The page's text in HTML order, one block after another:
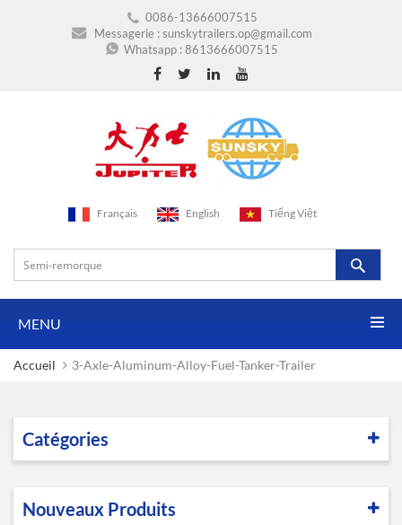
0086-13666007515
Messagerie :sunskytrailers.op@gmail.com
Whatsapp :8613666007515
Français English Tiếng Việt
MENU
Accueil 3-Axle-Aluminum-Alloy-Fuel-Tanker-Trailer
Catégories
Nouveaux Produits